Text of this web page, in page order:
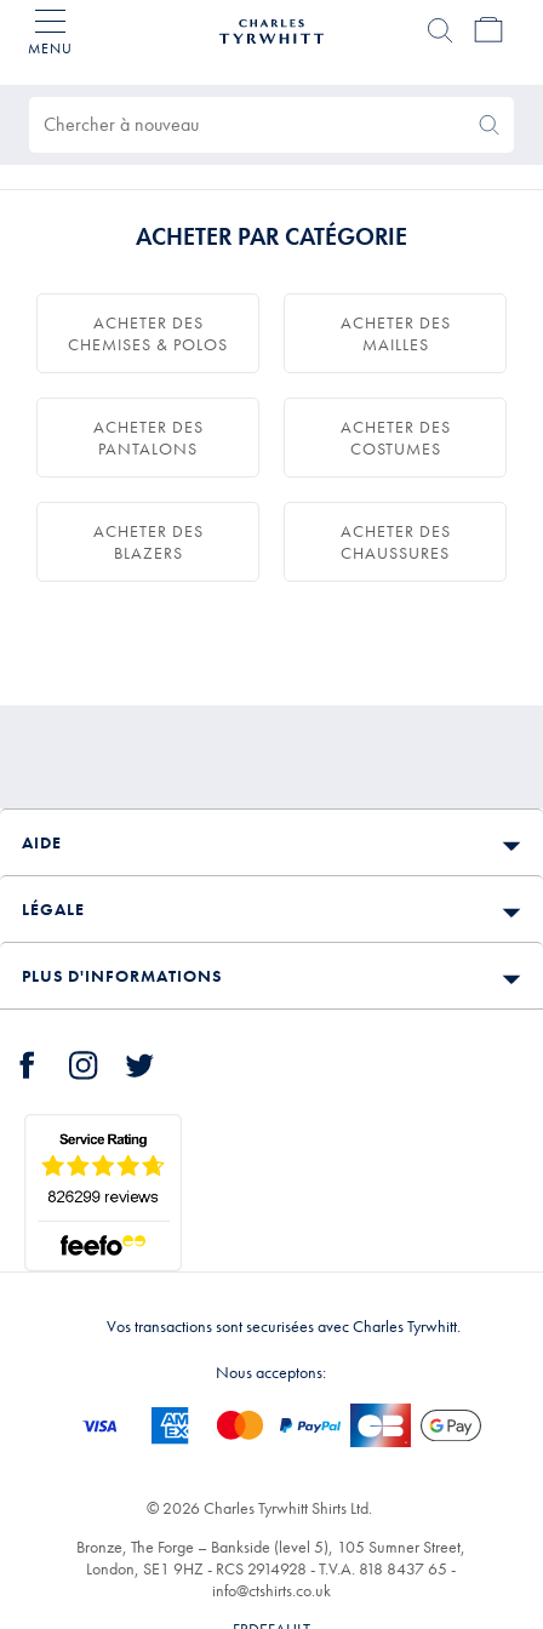
MENU
Again
ACHETER PAR CATÉGORIE
ACHETER DES
CHEMISES & POLOS
ACHETER DES
MAILLES
ACHETER DES
PANTALONS
ACHETER DES
COSTUMES
ACHETER DES
BLAZERS
ACHETER DES
CHAUSSURES
AIDE
LÉGALE
PLUS D'INFORMATIONS
Vos transactions sont securisées avec Charles Tyrwhitt.
Nous acceptons:
© 2026 Charles Tyrwhitt Shirts Ltd.
Bronze, The Forge – Bankside (level 5), 105 Sumner Street,
London, SE1 9HZ - RCS 2914928 - T.V.A. 818 8437 65 -
info@ctshirts.co.uk